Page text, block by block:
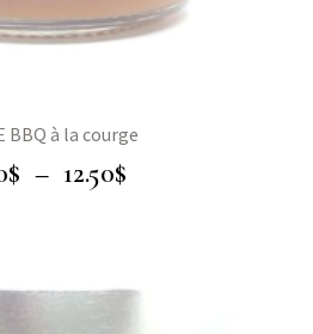
BBQ à la courge
$ – 12.50$